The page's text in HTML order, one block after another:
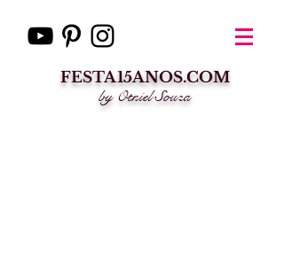
FESTA15ANOS.COM
by Otniel Souza